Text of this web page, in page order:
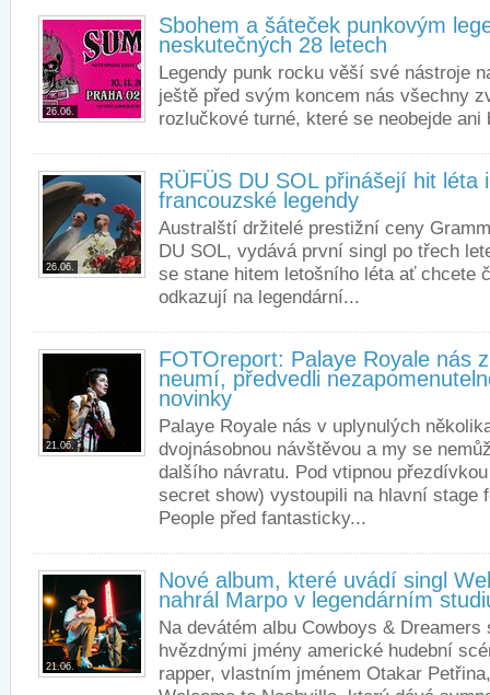
26.06.
Sbohem a šáteček punkovým
neskutečných 28 letech
Legendy punk rocku věší své nástroje
ještě před svým koncem nás všechny
rozlučkové turné, které se neobejde ani
26.06.
RÜFÜS DU SOL přinášejí hit léta
francouzské legendy
Australští držitelé prestižní ceny
DU SOL, vydává první singl po třech
se stane hitem letošního léta ať chcete
odkazují na legendární...
21.06.
FOTOreport: Palaye Royale nás
neumí, předvedli
novinky
Palaye Royale nás v uplynulých
dvojnásobnou návštěvou a my se
dalšího návratu. Pod vtipnou
secret show) vystoupili na hlavní stage
People před fantasticky...
21.06.
Nové album, které uvádí singl
nahrál Marpo v legendárním
Na devátém albu Cowboys &
hvězdnými jmény americké hudební
rapper, vlastním jménem Otakar